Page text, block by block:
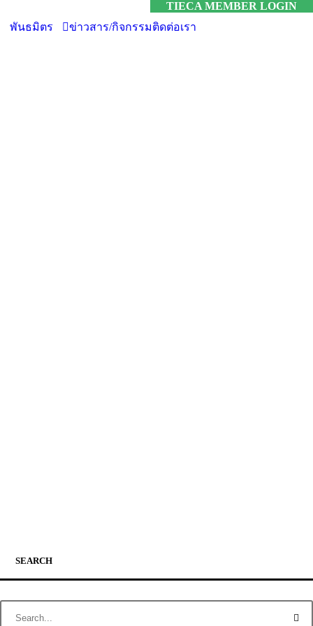
TIECA MEMBER LOGIN
พันธมิตร
ข่าวสาร/กิจกรรมติดต่อเรา
SEARCH